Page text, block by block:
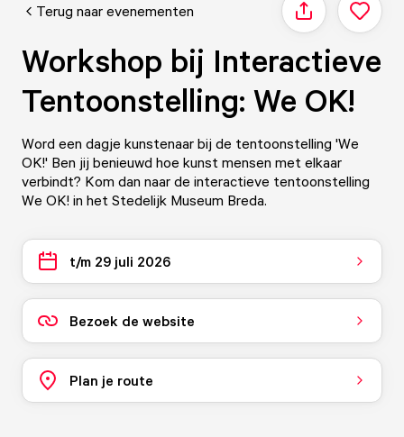
Terug naar evenementen Delen
Workshop bij Interactieve
Tentoonstelling: We OK!
Word een dagje kunstenaar bij de tentoonstelling 'We
OK!' Ben jij benieuwd hoe kunst mensen met elkaar
verbindt? Kom dan naar de interactieve tentoonstelling
We OK! in het Stedelijk Museum Breda.
t/m 29 juli 2026
Bezoek de website
Plan je route